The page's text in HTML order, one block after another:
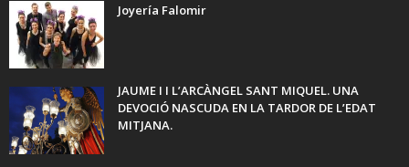
Joyería Falomir
JAUME I I L’ARCÀNGEL SANT MIQUEL. UNA
DEVOCIÓ NASCUDA EN LA TARDOR DE L’EDAT
MITJANA.